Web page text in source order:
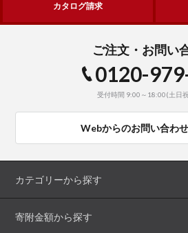
カタログ請求
ご注文・お問い
0120-
受付時間 9:00～18:00(土日
Webからのお問い合わ
カテゴリーから探す
寄附金額から探す